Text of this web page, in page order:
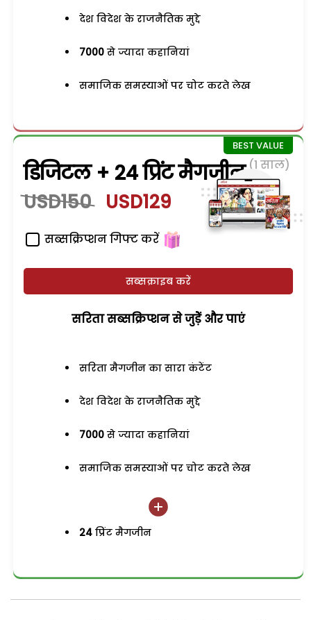
देश विदेश के राजनैतिक मुद्दे
7000 से ज्यादा कहानियां
समाजिक समस्याओं पर चोट करते लेख
डिजिटल + 24 प्रिंट मैगजीन (1 साल)
USD150 USD129
सब्सक्रिप्शन गिफ्ट करें
सब्सक्राइब करें
सरिता सब्सक्रिप्शन से जुड़ेें और पाएं
सरिता मैगजीन का सारा कंटेंट
देश विदेश के राजनैतिक मुद्दे
7000 से ज्यादा कहानियां
समाजिक समस्याओं पर चोट करते लेख
24 प्रिंट मैगजीन